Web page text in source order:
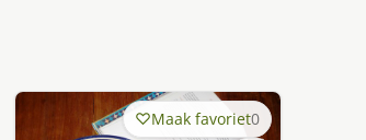
Maak favoriet0